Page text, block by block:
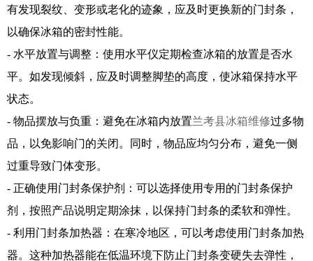
有发现裂纹、变形或老化的迹象，应及时更换新的门封条，
以确保冰箱的密封性能。
- 水平放置与调整：使用水平仪定期检查冰箱的放置是否水
平。如发现倾斜，应及时调整脚垫的高度，使冰箱保持水平
状态。
- 物品摆放与负重：避免在冰箱内放置兰考县冰箱维修过多物
品，以免影响门的关闭。同时，物品应均匀分布，避免一侧
过重导致门体变形。
- 正确使用门封条保护剂：可以选择使用专用的门封条保护
剂，按照产品说明定期涂抹，以保持门封条的柔软和弹性。
- 利用门封条加热器：在寒冷地区，可以考虑使用门封条加热
器。这种加热器能在低温环境下防止门封条变硬失去弹性，